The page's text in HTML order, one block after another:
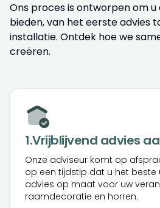
Ons proces is ontworpen om
bieden, van het eerste advies
installatie. Ontdek hoe we
creëren.
1.Vrijblijvend advies
Onze adviseur komt op
op een tijdstip dat u het beste
advies op maat voor uw
raamdecoratie en horren.